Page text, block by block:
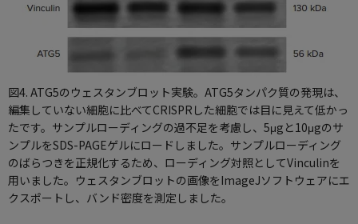
図4. ATG5のウェスタンブロット実験。ATG5タンパク質の発現は、
編集していない細胞に比べてCRISPRした細胞では目に見えて低かっ
たです。サンプルローディングの過不足を考慮し、5μgと10μgのサ
ンプルをSDS-PAGEゲルにロードしました。サンプルローディング
のばらつきを正規化するため、ローディング対照としてVinculinを
用いました。ウェスタンブロットの画像をImageJソフトウェアにエ
クスポートし、バンド密度を測定しました。